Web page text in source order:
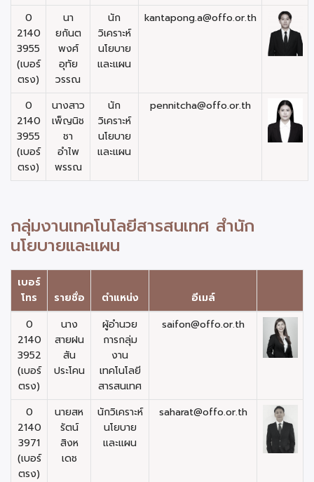
0
2140
3955
(เบอร์
ตรง)
นา
ยกันต
พงศ์
อุทัย
วรรณ
นัก
วิเคราะห์
นโยบาย
และแผน
kantapong.a@offo.or.th
0
2140
3955
(เบอร์
ตรง)
นางสาว
เพ็ญนิช
ชา
อำไพ
พรรณ
นัก
วิเคราะห์
นโยบาย
และแผน
pennitcha@offo.or.th
กลุ่มงานเทคโนโลยีสารสนเทศ สำนัก
นโยบายและแผน
เบอร์
โทร
รายชื่อ ตำแหน่ง
อีเมล์
0
2140
3952
(เบอร์
ตรง)
นาง
สายฝน
สัน
ประโคน
ผู้อำนวย
การกลุ่ม
งาน
เทคโนโลยี
สารสนเทศ
saifon@offo.or.th
0
2140
3971
(เบอร์
ตรง)
นายสห
รัตน์
สิงห
เดช
นักวิเคราะห์
นโยบาย
และแผน
saharat@offo.or.th